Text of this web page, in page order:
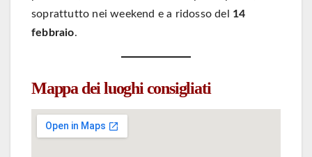
soprattutto nei weekend e a ridosso del 14
febbraio.
Mappa dei luoghi consigliati